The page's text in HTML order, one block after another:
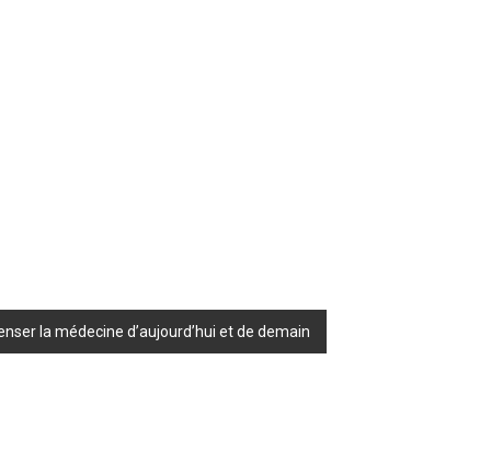
la médecine d’aujourd’hui et de demain